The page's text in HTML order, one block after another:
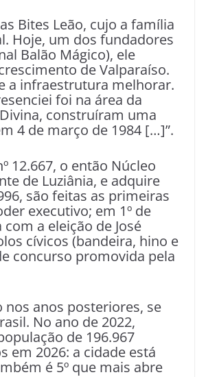
Bites Leão, cujo a família
Hoje, um dos fundadores
Balão Mágico), ele
de Valparaíso.
a infraestrutura melhorar.
foi na área da
construíram uma
4 de março de 1984 […]”.
12.667, o então Núcleo
de Luziânia, e adquire
são feitas as primeiras
executivo; em 1º de
a eleição de José
cívicos (bandeira, hino e
concurso promovida pela
anos posteriores, se
No ano de 2022,
de 196.967
em 2026: a cidade está
é 5º que mais abre